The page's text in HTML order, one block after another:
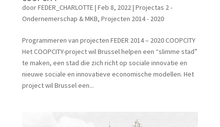
doorFEDER_CHARLOTTE| Feb 8, 2022| Projectas 2 -
Ondernemerschap & MKB, Projecten 2014 - 2020
Programmeren van projecten FEDER 2014 – 2020 COOPCITY
Het COOPCITY-project wil Brussel helpen een “slimme stad”
te maken, een stad die zich richt op sociale innovatie en
nieuwe sociale en innovatieve economische modellen. Het
project wil Brussel een...